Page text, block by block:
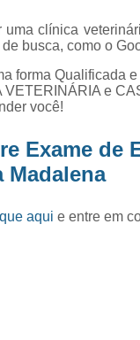
clínica
busca, como o
forma Qualificada
e
você!
Exame de
Madalena
aqui e entre em